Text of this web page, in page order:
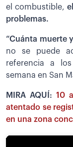
el combustible,
problemas.
“Cuánta muerte
no se puede
referencia a
semana en San
MIRA AQUÍ:10
atentado se
en una zona